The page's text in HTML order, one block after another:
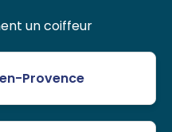
un coiffeur
Provence